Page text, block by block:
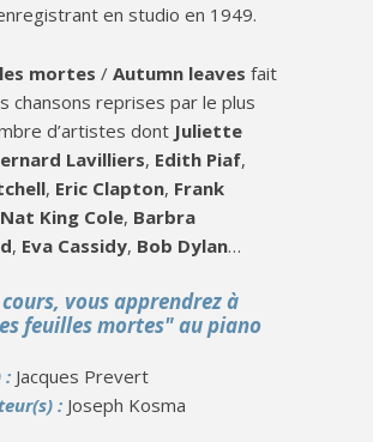
en studio en 1949.
mortes / Autumn leaves fait
chansons reprises par le plus
d’artistes dont Juliette
Lavilliers, Edith Piaf,
, Eric Clapton, Frank
Nat King Cole, Barbra
, Eva Cassidy, Bob Dylan…
vous apprendrez à
feuilles mortes" au piano
: Jacques Prevert
: Joseph Kosma